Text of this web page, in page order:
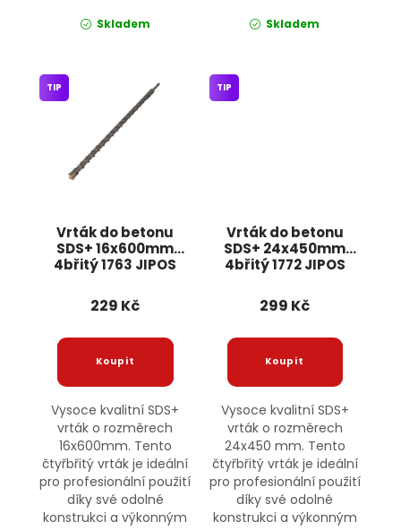
Skladem Skladem
Vrták do betonu
SDS+ 16x600mm
4břitý 1763 JIPOS
TIP
229 Kč
Vysoce kvalitní SDS+
vrták o rozměrech
16x600mm. Tento
čtyřbřitý vrták je ideální
pro profesionální použití
díky své odolné
konstrukci a výkonným
Vrták do betonu
SDS+ 24x450mm
4břitý 1772 JIPOS
TIP
299 Kč
Vysoce kvalitní SDS+
vrták o rozměrech
24x450 mm. Tento
čtyřbřitý vrták je ideální
pro profesionální použití
díky své odolné
konstrukci a výkonným